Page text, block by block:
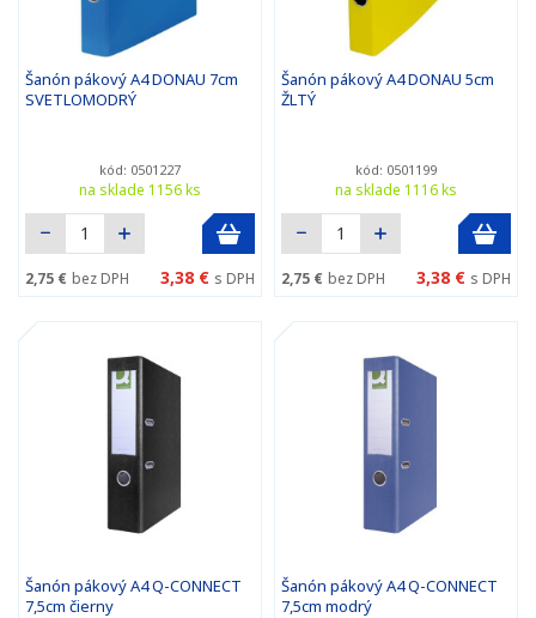
Šanón pákový A4 DONAU 7cm
SVETLOMODRÝ
kód: 0501227
na sklade 1156 ks
2,75 € bez DPH 3,38 € s DPH
Šanón pákový A4 DONAU 5cm
ŽLTÝ
kód: 0501199
na sklade 1116 ks
2,75 € bez DPH 3,38 € s DPH
Šanón pákový A4 Q-CONNECT
7,5cm čierny
Šanón pákový A4 Q-CONNECT
7,5cm modrý